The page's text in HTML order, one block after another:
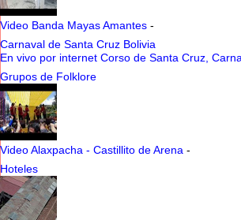
Video Banda Mayas Amantes -
Carnaval de Santa Cruz Bolivia
En vivo por internet Corso de Santa Cruz,
Grupos de Folklore
Video Alaxpacha - Castillito de Arena -
Hoteles